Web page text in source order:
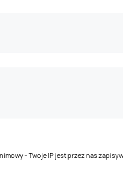
- Twoje IP jest przez nas